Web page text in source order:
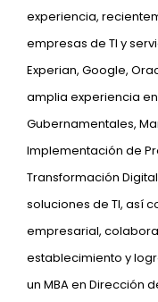
experiencia,
empresas de TI y
Experian, Google,
amplia experiencia
Gubernamentales,
Implementación de
Transformación
soluciones de TI, así
empresarial,
establecimiento y
un MBA en Dirección